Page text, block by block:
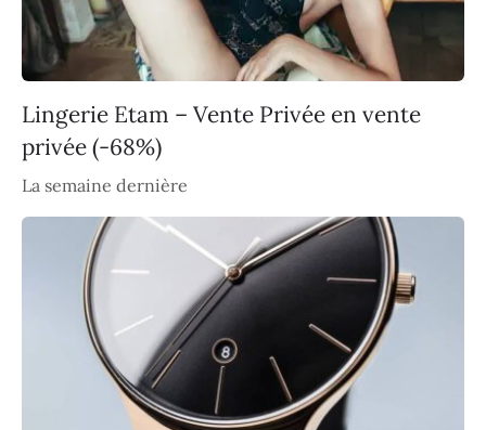
Lingerie Etam – Vente Privée en vente
privée (-68%)
La semaine dernière